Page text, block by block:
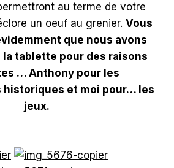
au terme de votre
un oeuf au grenier. Vous
que nous avons
tablette pour des raisons
… Anthony pour les
et moi pour… les
jeux.